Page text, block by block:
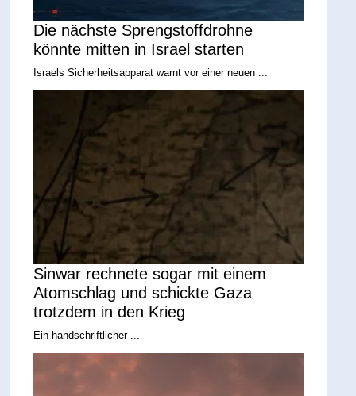
Die nächste Sprengstoffdrohne
könnte mitten in Israel starten
Israels Sicherheitsapparat warnt vor einer neuen ...
Sinwar rechnete sogar mit einem
Atomschlag und schickte Gaza
trotzdem in den Krieg
Ein handschriftlicher ...